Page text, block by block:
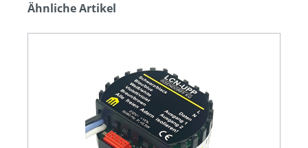
Ähnliche Artikel